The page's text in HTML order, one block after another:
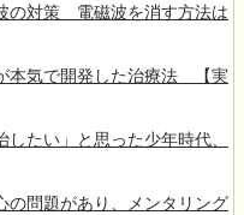
の対策 電磁波を消す方法は
本気で開発した治療法 【実
したい」と思った少年時代、
の問題があり、メンタリング